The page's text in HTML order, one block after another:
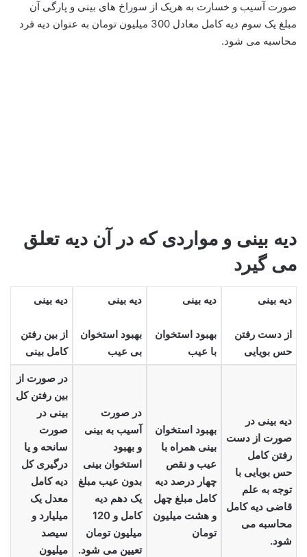
صورت آسیب و خسارت به هریک از سوراخ های بینی و پارگی آن
مبلغ یک سوم دیه کامل معادل 300 میلیون تومان به عنوان دیه فرد
محاسبه می شود.
دیه بینی و مواردی که در آن دیه تعلق
می گیرد
دیه بینی
از دست رفتن
حس بویایی
دیه بینی
بهبود استخوان
با عیب
دیه بینی
بهبود استخوان
بی عیب
دیه بینی
از بین رفتن
کامل بینی
دیه بینی در
صورت از دست
رفتن کامل
حس بویایی با
توجه به علم
قاضی دیه کامل
محاسبه می
شود.
بهبود استخوان
بینی همراه با
عیب و نقص
چهار درصد دیه
کامل مبلغ چهل
و هشت میلیون
تومان
در صورت
آسیب به بینی
و بهبود
استخوان بینی
بدون عیب مبلغ
یک دهم دیه
کامل و 120
میلیون تومان
تعیین می شود.
در صورت از
بین رفتن کل
بینی در
صورت
سانحه و یا
درگیری کل
دیه کامل
معدل یک
میلیارد و
سیصد
میلیون